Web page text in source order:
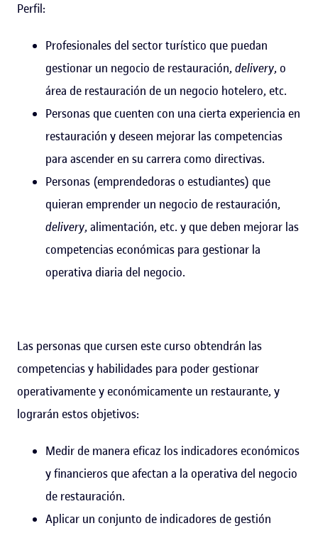
Perfil:
Profesionales del sector turístico que puedan
gestionar un negocio de restauración, delivery, o
área de restauración de un negocio hotelero, etc.
Personas que cuenten con una cierta experiencia en
restauración y deseen mejorar las competencias
para ascender en su carrera como directivas.
Personas (emprendedoras o estudiantes) que
quieran emprender un negocio de restauración,
delivery, alimentación, etc. y que deben mejorar las
competencias económicas para gestionar la
operativa diaria del negocio.
Las personas que cursen este curso obtendrán las
competencias y habilidades para poder gestionar
operativamente y económicamente un restaurante, y
lograrán estos objetivos:
Medir de manera eficaz los indicadores económicos
y financieros que afectan a la operativa del negocio
de restauración.
Aplicar un conjunto de indicadores de gestión